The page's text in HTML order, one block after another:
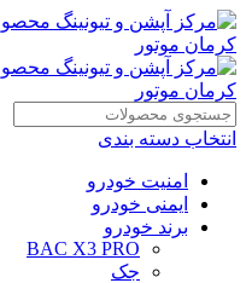
انتخاب دسته بندی
امنیت خودرو
ایمنی خودرو
برند خودرو
BAC X3 PRO
جک